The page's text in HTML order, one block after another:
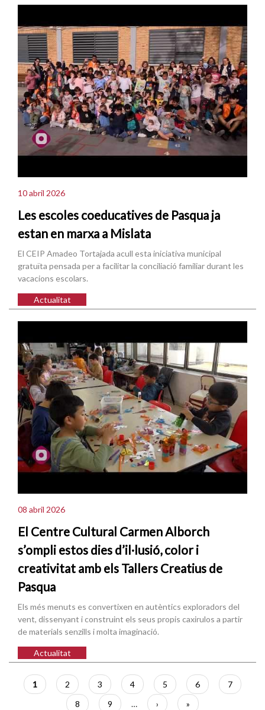
10 abril 2026
Les escoles coeducatives de Pasqua ja
estan en marxa a Mislata
El CEIP Amadeo Tortajada acull esta iniciativa municipal
gratuïta pensada per a facilitar la conciliació familiar durant les
vacacions escolars.
Actualitat
08 abril 2026
El Centre Cultural Carmen Alborch
s’ompli estos dies d’il·lusió, color i
creativitat amb els Tallers Creatius de
Pasqua
Els més menuts es convertixen en autèntics exploradors del
vent, dissenyant i construint els seus propis caxirulos a partir
de materials senzills i molta imaginació.
Actualitat
Paginació
Pàgina
actual
1 Pàgina
2 Pàgina
3 Pàgina
4 Pàgina
5 Pàgina
6 Pàgina
7
Pàgina
8 Pàgina
9 …
Pàgina
›
Última
»